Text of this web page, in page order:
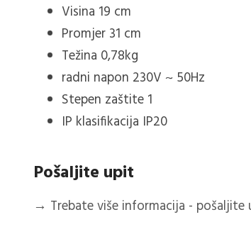
Visina 19 cm
Promjer 31 cm
Težina 0,78kg
radni napon 230V ~ 50Hz
Stepen zaštite 1
IP klasifikacija IP20
Pošaljite upit
→ Trebate više informacija - pošaljite